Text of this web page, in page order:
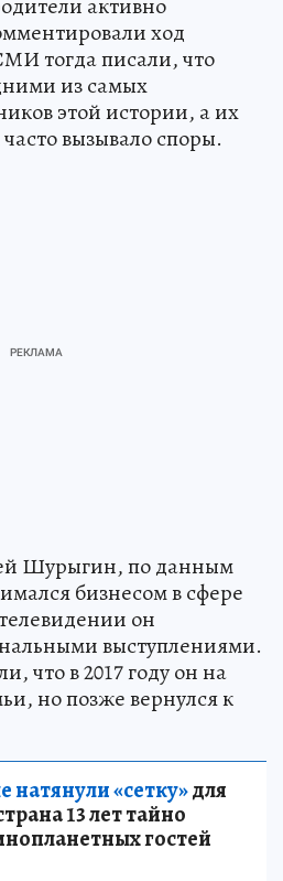
активно
ход
тогда писали, что
из самых
этой истории, а их
вызывало споры.
Шурыгин, по данным
бизнесом в сфере
он
выступлениями.
что в 2017 году он на
но позже вернулся к
«сетку»для
13 лет тайно
гостей